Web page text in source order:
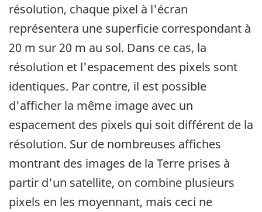
résolution, chaque pixel à l'écran
représentera une superficie correspondant à
20 m sur 20 m au sol. Dans ce cas, la
résolution et l'espacement des pixels sont
identiques. Par contre, il est possible
d'afficher la même image avec un
espacement des pixels qui soit différent de la
résolution. Sur de nombreuses affiches
montrant des images de la Terre prises à
partir d'un satellite, on combine plusieurs
pixels en les moyennant, mais ceci ne